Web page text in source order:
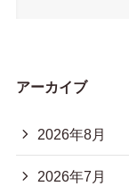
アーカイブ
2026年8月
2026年7月